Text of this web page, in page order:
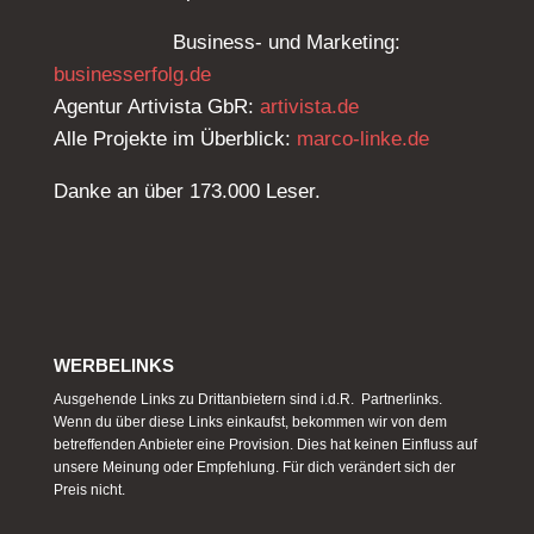
Business- und Marketing:
businesserfolg.de
Agentur Artivista GbR: artivista.de
Alle Projekte im Überblick: marco-linke.de
Danke an über 173.000 Leser.
WERBELINKS
Ausgehende Links zu Drittanbietern sind i.d.R. Partnerlinks.
Wenn du über diese Links einkaufst, bekommen wir von dem
betreffenden Anbieter eine Provision. Dies hat keinen Einfluss auf
unsere Meinung oder Empfehlung. Für dich verändert sich der
Preis nicht.